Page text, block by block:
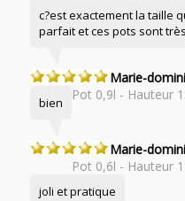
c?est exactement la taille
parfait et ces pots sont
Marie-
Pot 0,9l - Hauteur
bien
Marie-
Pot 0,6l - Hauteur
joli et pratique